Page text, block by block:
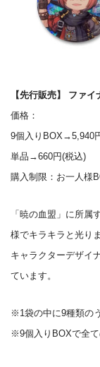
【先行販売】 ファ
価格：
9個入りBOX→5,940
単品→660円(税込)
購入制限：お一人様
「暁の血盟」に所属
様でキラキラと光りま
キャラクターデザイ
ています。
※1袋の中に9種類の
※9個入りBOXで全